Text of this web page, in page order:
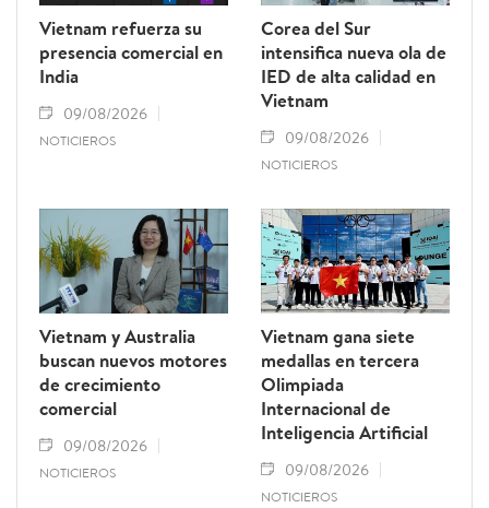
Vietnam refuerza su
presencia comercial en
India
09/08/2026
NOTICIEROS
Corea del Sur
intensifica nueva ola de
IED de alta calidad en
Vietnam
09/08/2026
NOTICIEROS
Vietnam y Australia
buscan nuevos motores
de crecimiento
comercial
09/08/2026
NOTICIEROS
Vietnam gana siete
medallas en tercera
Olimpiada
Internacional de
Inteligencia Artificial
09/08/2026
NOTICIEROS